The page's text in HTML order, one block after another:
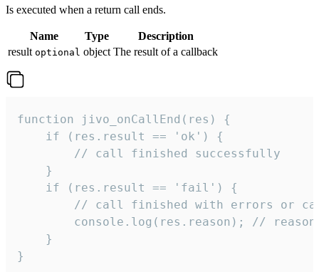
Is executed when a return call ends.
Name Type
Description
result optional object The result of a callback
function jivo_onCallEnd(res) {
    if (res.result == 'ok') {
        // call finished successfully
    }
    if (res.result == 'fail') {
// call finished with errors or
console.log(res.reason); //
    }
}